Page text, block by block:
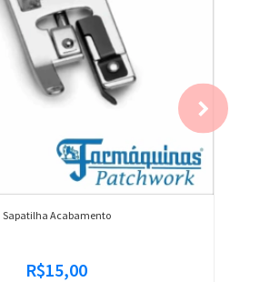
Sapatilha Acabamento
R$15,00